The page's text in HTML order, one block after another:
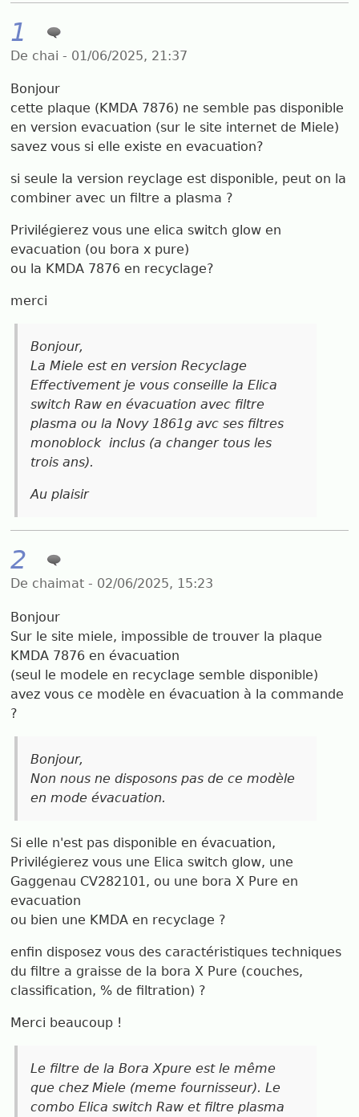
1
De chai - 01/06/2025, 21:37
Bonjour
cette plaque (KMDA 7876) ne semble pas disponible
en version evacuation (sur le site internet de Miele)
savez vous si elle existe en evacuation?
si seule la version reyclage est disponible, peut on la
combiner avec un filtre a plasma ?
Privilégierez vous une elica switch glow en
evacuation (ou bora x pure)
ou la KMDA 7876 en recyclage?
merci
Bonjour,
La Miele est en version Recyclage
Effectivement je vous conseille la Elica
switch Raw en évacuation avec filtre
plasma ou la Novy 1861g avc ses filtres
monoblock inclus (a changer tous les
trois ans).
Au plaisir
2
De chaimat - 02/06/2025, 15:23
Bonjour
Sur le site miele, impossible de trouver la plaque
KMDA 7876 en évacuation
(seul le modele en recyclage semble disponible)
avez vous ce modèle en évacuation à la commande
?
Bonjour,
Non nous ne disposons pas de ce modèle
en mode évacuation.
Si elle n'est pas disponible en évacuation,
Privilégierez vous une Elica switch glow, une
Gaggenau CV282101, ou une bora X Pure en
evacuation
ou bien une KMDA en recyclage ?
enfin disposez vous des caractéristiques techniques
du filtre a graisse de la bora X Pure (couches,
classification, % de filtration) ?
Merci beaucoup !
Le filtre de la Bora Xpure est le même
que chez Miele (meme fournisseur). Le
combo Elica switch Raw et filtre plasma